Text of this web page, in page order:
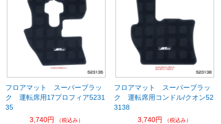
フロアマット スーパーブラッ
ク 運転席用17プロフィア5231
35
3,740円
（税込み）
フロアマット スーパーブラッ
ク 運転席用コンドル/クオン52
3138
3,740円
（税込み）